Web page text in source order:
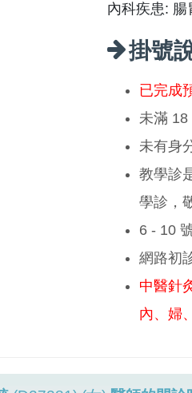
內科疾患:
掛號
已完成
未滿 18
未有身
教學診
學診，
6 - 10
網路初
中醫針
內、婦